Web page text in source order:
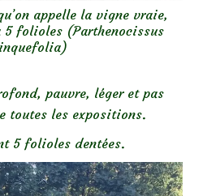
appelle la vigne vraie,
5 folioles (Parthenocissus
pauvre, léger et pas
toutes les expositions.
5 folioles dentées.